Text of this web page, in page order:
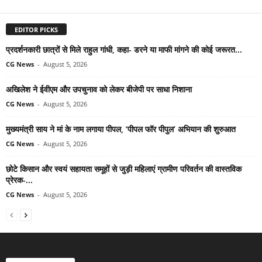
EDITOR PICKS
प्रदर्शनकारी छात्रों से मिले राहुल गांधी, कहा- डरने या माफी मांगने की कोई जरूरत...
CG News - August 5, 2026
अखिलेश ने ईवीएम और उपचुनाव को लेकर बीजेपी पर साधा निशाना
CG News - August 5, 2026
मुख्यमंत्री साय ने मां के नाम लगाया पीपल, ‘पीपल फॉर पीपुल’ अभियान की शुरुआत
CG News - August 5, 2026
छोटे किसान और स्वयं सहायता समूहों से जुड़ी महिलाएं ग्रामीण परिवर्तन की वास्तविक
प्रेरक-...
CG News - August 5, 2026